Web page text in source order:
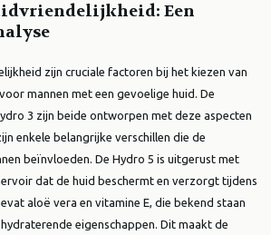
Een
zijn cruciale factoren bij het kiezen van
mannen met een gevoelige huid. De
3 zijn beide ontworpen met deze aspecten
enkele belangrijke verschillen die de
beïnvloeden. De Hydro 5 is uitgerust met
dat de huid beschermt en verzorgt tijdens
aloë vera en vitamine E, die bekend staan
eigenschappen. Dit maakt de